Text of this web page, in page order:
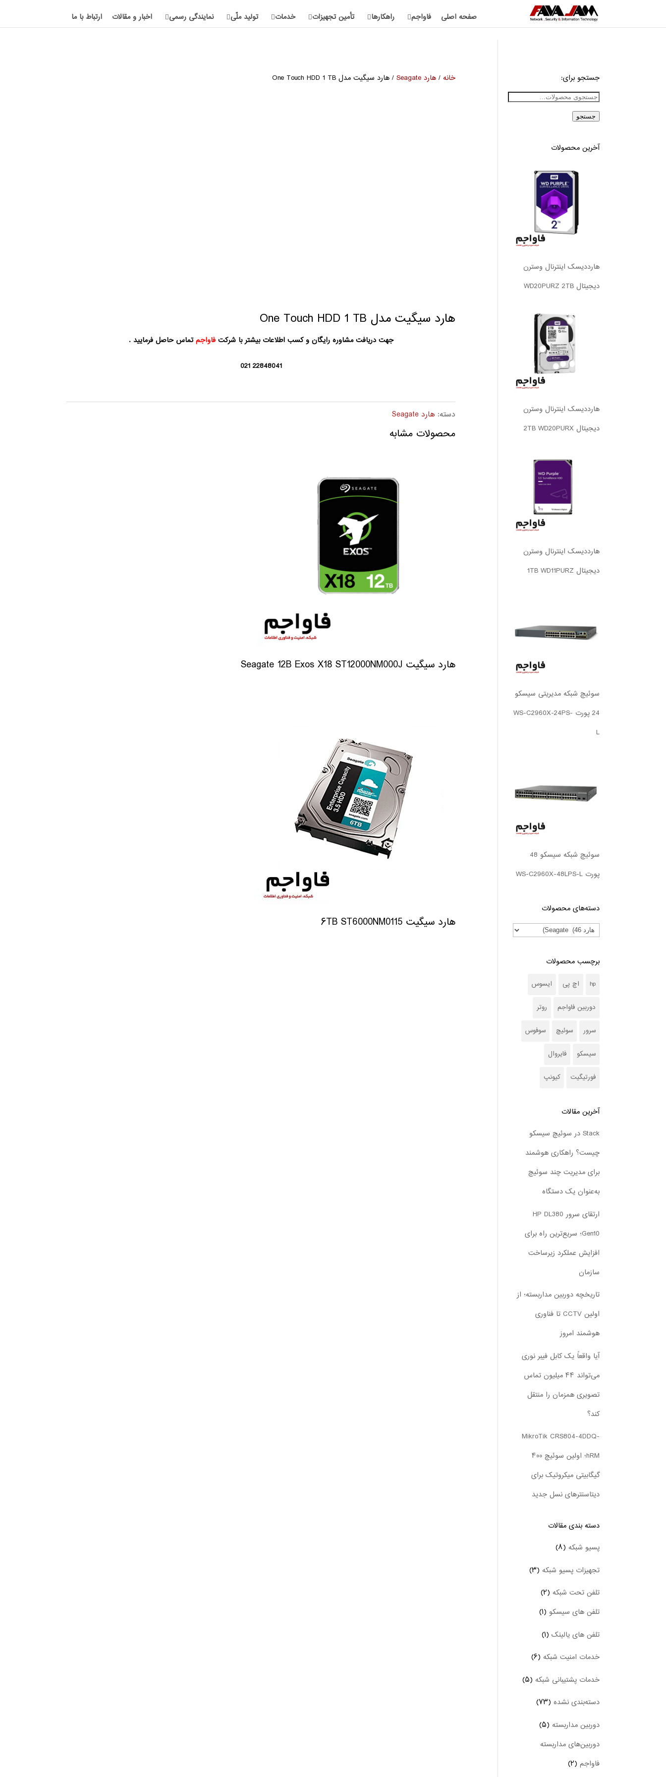
صفحه اصلی فاواجم راهکارها تأمین تجهیزات خدمات تولید ملّی نمایندگی رسمی اخبار و مقالات ارتباط با ما
خانه/ هارد Seagate / هارد سیگیت مدل One Touch HDD 1 TB
هارد سیگیت مدل One Touch HDD 1 TB
جهت دریافت مشاوره رایگان و کسب اطلاعات بیشتر با شرکتفاواجمتماس حاصل فرمایید .
22848041 021
دسته: هارد Seagate
محصولات مشابه
هارد سیگیت Seagate 12B Exos X18 ST12000NM000J
هارد سیگیت ۶TB ST6000NM0115
جستجو برای:
جستجو
آخرین محصولات
هارددیسک اینترنال وسترن
دیجیتال WD20PURZ 2TB
هارددیسک اینترنال وسترن
دیجیتال 2TB WD20PURX
هارددیسک اینترنال وسترن
دیجیتال 1TB WD11PURZ
سوئیچ شبکه مدیریتی سیسکو
24 پورت WS-C2960X-24PS-
L
سوئیچ شبکه سیسکو 48
پورت WS-C2960X-48LPS-L
دسته‌های محصولات
برچسب محصولات
hp اچ پی ایسوس
دوربین فاواجم روتر
سرور سوئیچ سوفوس
سیسکو فایروال
فورتیگیت کیونپ
آخرین مقالات
Stack در سوئیچ سیسکو
چیست؟ راهکاری هوشمند
برای مدیریت چند سوئیچ
به‌عنوان یک دستگاه
ارتقای سرور HP DL380
Gen10؛ سریع‌ترین راه برای
افزایش عملکرد زیرساخت
سازمان
تاریخچه دوربین مداربسته؛ از
اولین CCTV تا فناوری
هوشمند امروز
آیا واقعاً یک کابل فیبر نوری
می‌تواند ۴۴ میلیون تماس
تصویری همزمان را منتقل
کند؟
MikroTik CRS804-4DDQ-
hRM؛ اولین سوئیچ ۴۰۰
گیگابیتی میکروتیک برای
دیتاسنترهای نسل جدید
دسته بندی‌ مقالات
پسیو شبکه (۸)
تجهیزات پسیو شبکه (۳)
تلفن تحت شبکه (۲)
تلفن های سیسکو (۱)
تلفن های یالینک (۱)
خدمات امنیت شبکه (۶)
خدمات پشتیبانی شبکه (۵)
دسته‌بندی نشده (۷۳)
دوربین‌ مداربسته (۵)
دوربین‌های مداربسته
فاواجم (۲)